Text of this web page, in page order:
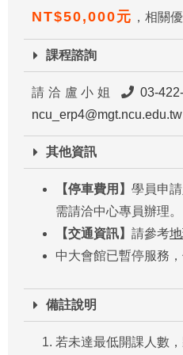
NT$50,000元 ，相關
課程諮詢
請洽盧小姐 03-
ncu_erp4@mgt.ncu.edu.tw
其他資訊
【停車費用】 學員申
需請洽中心專員辦理。
【交通資訊】 請參考
中大會館已暫停服務
備註說明
若未達最低開課人數